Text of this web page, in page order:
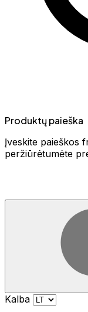
Produktų paieška
Įveskite paieškos
peržiūrėtumėte
Kalba